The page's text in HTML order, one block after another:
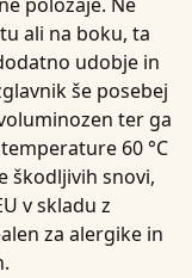
ali na boku, ta
udobje in
še posebej
ter ga
temperature 60 °C
škodljivih snovi,
v skladu z
za alergike in